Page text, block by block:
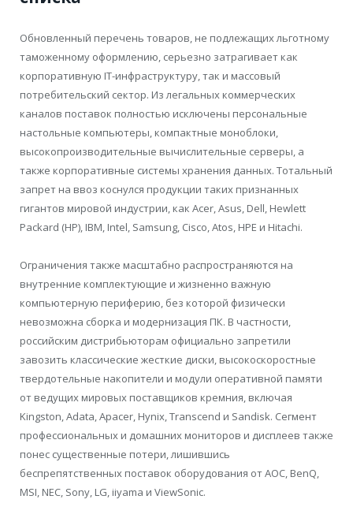
Обновленный перечень товаров, не подлежащих льготному
таможенному оформлению, серьезно затрагивает как
корпоративную IT-инфраструктуру, так и массовый
потребительский сектор. Из легальных коммерческих
каналов поставок полностью исключены персональные
настольные компьютеры, компактные моноблоки,
высокопроизводительные вычислительные серверы, а
также корпоративные системы хранения данных. Тотальный
запрет на ввоз коснулся продукции таких признанных
гигантов мировой индустрии, как Acer, Asus, Dell, Hewlett
Packard (HP), IBM, Intel, Samsung, Cisco, Atos, HPE и Hitachi.
Ограничения также масштабно распространяются на
внутренние комплектующие и жизненно важную
компьютерную периферию, без которой физически
невозможна сборка и модернизация ПК. В частности,
российским дистрибьюторам официально запретили
завозить классические жесткие диски, высокоскоростные
твердотельные накопители и модули оперативной памяти
от ведущих мировых поставщиков кремния, включая
Kingston, Adata, Apacer, Hynix, Transcend и Sandisk. Сегмент
профессиональных и домашних мониторов и дисплеев также
понес существенные потери, лишившись
беспрепятственных поставок оборудования от AOC, BenQ,
MSI, NEC, Sony, LG, iiyama и ViewSonic.